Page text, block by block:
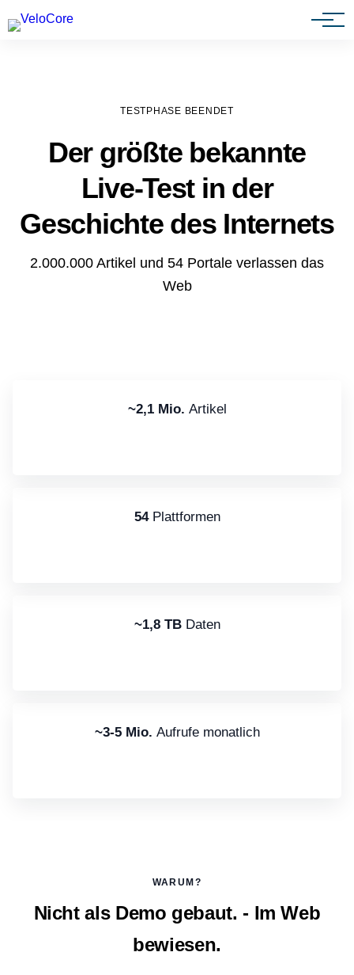
Agenturen & Webdesigner
TESTPHASE BEENDET
Der größte bekannte
Live-Test in der
Geschichte des Internets
2.000.000 Artikel und 54 Portale verlassen das
Web
~2,1 Mio. Artikel
54 Plattformen
~1,8 TB Daten
~3-5 Mio. Aufrufe monatlich
WARUM?
Nicht als Demo gebaut. - Im Web
bewiesen.